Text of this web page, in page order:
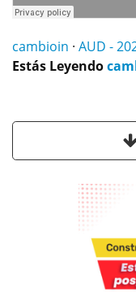
cambioin · AUD -
Estás Leyendo